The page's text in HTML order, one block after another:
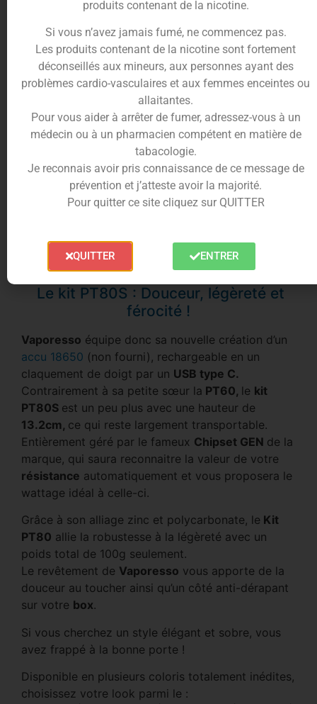
du fabricant.
Mais pour l’occasion,Vaporessoa fait grand et
vous propose les 2 nouvellesGTX Coildans ce
pack :
•GTX 0.15Ω MESH Coil(60-75W) : Pour un tirage
dense avec énormément de vapeur.
GTX 0.3Ω MESH Coil(32-45W) : Pour une tirage
DL équilibré, entre saveur et vapeur
Equipé de la nouvelle technologie
du nouveaucoton Cumulus, la durée de vie des
résistancess’en retrouvent accrue et le ressenti
saveursà son paroxysme !
Le kit PT80S : Douceur, légèreté et
férocité !
Vaporesso équipe donc sa nouvelle création d’un
accu 18650 (non fourni), rechargeable en un
claquement de doigt par un USB type C.
Contrairement à sa petite sœur la PT60, le kit
PT80S est un peu plus avec une hauteur de
13.2cm, ce qui reste largement transportable.
Entièrement géré par le fameux Chipset GEN de la
marque, qui saura reconnaitre la valeur de votre
résistance automatiquement et vous proposera le
wattage idéal à celle-ci.
Grâce à son alliage zinc et polycarbonate, le Kit
PT80 allie la robustesse à la légèreté avec un
poids total de 100g seulement.
Le revêtement de Vaporesso vous apporte de la
douceur au toucher ainsi qu’un côté anti-dérapant
sur votre box.
Si vous cherchez un style élégant et sobre, vous
avez frappé à la bonne porte !
Disponible en plusieurs coloris totalement inédites,
choisissez votre look parmi le :
produits contenant de la nicotine.
Si vous n’avez jamais fumé, ne commencez pas.
Les produits contenant de la nicotine sont fortement
déconseillés aux mineurs, aux personnes ayant des
problèmes cardio-vasculaires et aux femmes enceintes ou
allaitantes.
Pour vous aider à arrêter de fumer, adressez-vous à un
médecin ou à un pharmacien compétent en matière de
tabacologie.
Je reconnais avoir pris connaissance de ce message de
prévention et j’atteste avoir la majorité.
Pour quitter ce site cliquez sur QUITTER
QUITTER ENTRER